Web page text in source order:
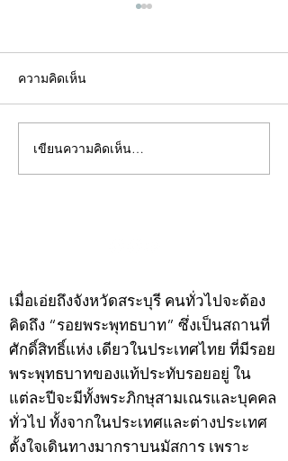
คอลัมน์"จับชีพจรวงการ
พระ"ประจำพุธที่ 29
ความคิดเห็น
เขียนความคิดเห็น…
เมื่อเอ่ยถึงจังหวัดสระบุรี คนทั่วไปจะต้อง
คิดถึง “รอยพระพุทธบาท” ซึ่งเป็นสถานที่
ศักดิ์สิทธิ์แห่ง เดียวในประเทศไทย ที่มีรอย
พระพุทธบาทของแท้ประทับรอยอยู่ ใน
แต่ละปีจะมีทั้งพระภิกษุสามเณรและบุคคล
ทั่วไป ทั้งจากในประเทศและต่างประเทศ
ตั้งใจเดินทางมากราบนมัสการ เพราะ